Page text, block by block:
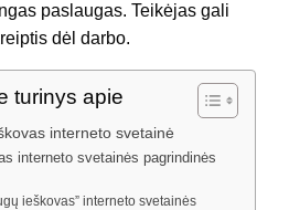
paslaugas. Teikėjas gali
dėl darbo.
turinys apie
interneto svetainė
interneto svetainės pagrindinės
ieškovas” interneto svetainės